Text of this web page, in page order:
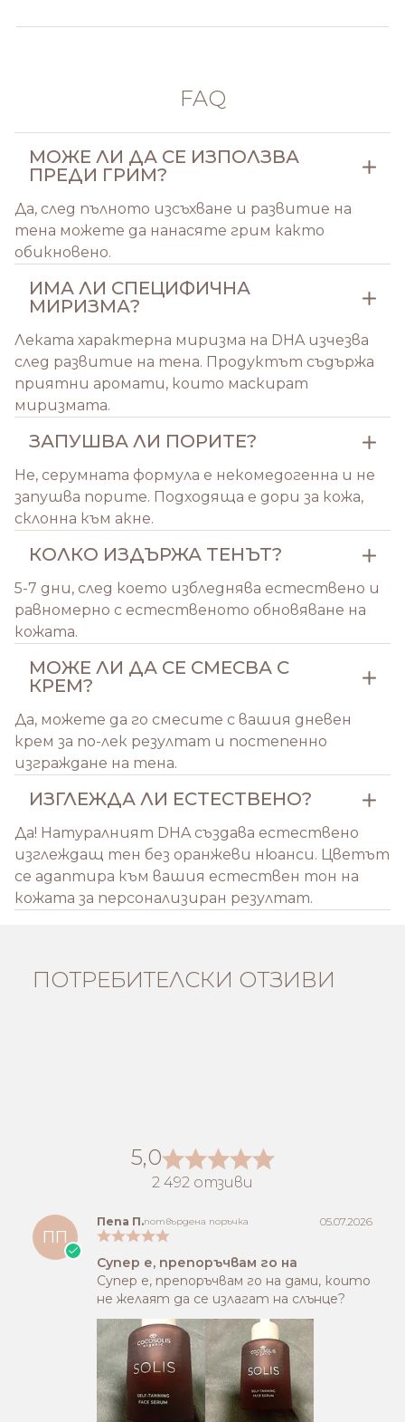
FAQ
МОЖЕ ЛИ ДА СЕ ИЗПОЛЗВА
ПРЕДИ ГРИМ?
Да, след пълното изсъхване и развитие на
тена можете да нанасяте грим както
обикновено.
ИМА ЛИ СПЕЦИФИЧНА
МИРИЗМА?
Леката характерна миризма на DHA изчезва
след развитие на тена. Продуктът съдържа
приятни аромати, които маскират
миризмата.
ЗАПУШВА ЛИ ПОРИТЕ?
Не, серумната формула е некомедогенна и не
запушва порите. Подходяща е дори за кожа,
склонна към акне.
КОЛКО ИЗДЪРЖА ТЕНЪТ?
5-7 дни, след което избледнява естествено и
равномерно с естественото обновяване на
кожата.
МОЖЕ ЛИ ДА СЕ СМЕСВА С
КРЕМ?
Да, можете да го смесите с вашия дневен
крем за по-лек резултат и постепенно
изграждане на тена.
ИЗГЛЕЖДА ЛИ ЕСТЕСТВЕНО?
Да! Натуралният DHA създава естествено
изглеждащ тен без оранжеви нюанси. Цветът
се адаптира към вашия естествен тон на
кожата за персонализиран резултат.
ПОТРЕБИТЕЛСКИ ОТЗИВИ
5,0
2 492 отзиви
ПП
Пепа П.потвърдена поръчка 05.07.2026
Супер е, препоръчвам го на
Супер е, препоръчвам го на дами, които
не желаят да се излагат на слънце?